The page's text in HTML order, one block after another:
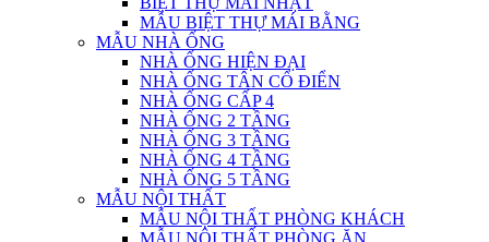
MẪU BIỆT THỰ MÁI BẰNG
MẪU NHÀ ỐNG
NHÀ ỐNG HIỆN ĐẠI
NHÀ ỐNG TÂN CỔ ĐIỂN
NHÀ ỐNG CẤP 4
NHÀ ỐNG 2 TẦNG
NHÀ ỐNG 3 TẦNG
NHÀ ỐNG 4 TẦNG
NHÀ ỐNG 5 TẦNG
MẪU NỘI THẤT
MẪU NỘI THẤT PHÒNG KHÁCH
MẪU NỘI THẤT PHÒNG ĂN